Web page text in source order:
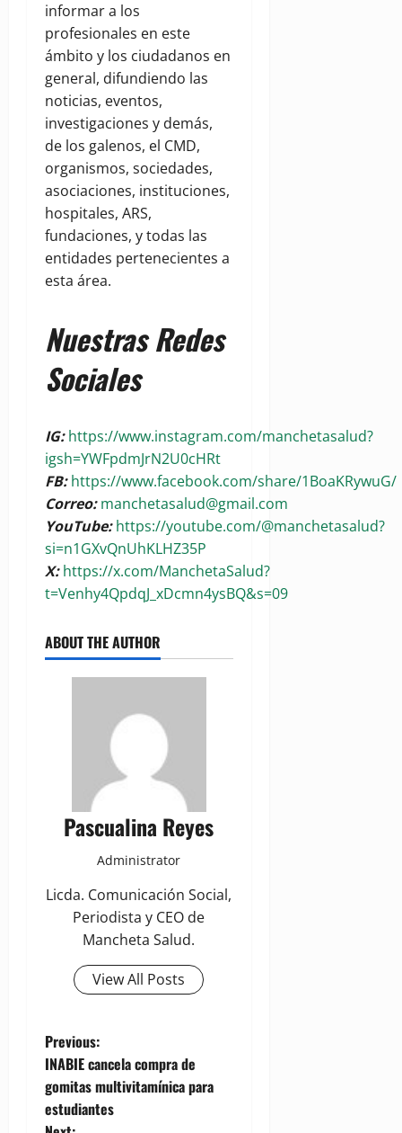
informar a los
profesionales en este
ámbito y los ciudadanos en
general, difundiendo las
noticias, eventos,
investigaciones y demás,
de los galenos, el CMD,
organismos, sociedades,
asociaciones, instituciones,
hospitales, ARS,
fundaciones, y todas las
entidades pertenecientes a
esta área.
Nuestras Redes
Sociales
IG:https://www.instagram.com/manchetasalud?
igsh=YWFpdmJrN2U0cHRt
FB:https://www.facebook.com/share/1BoaKRywuG/
Correo:manchetasalud@gmail.com
YouTube: https://youtube.com/@manchetasalud?
si=n1GXvQnUhKLHZ35P
X:https://x.com/ManchetaSalud?
t=Venhy4QpdqJ_xDcmn4ysBQ&s=09
ABOUT THE AUTHOR
Pascualina Reyes
Administrator
Licda. Comunicación Social,
Periodista y CEO de
Mancheta Salud.
View All Posts
P
o
s
Previous:
INABIE cancela compra de
gomitas multivitamínica para
estudiantes